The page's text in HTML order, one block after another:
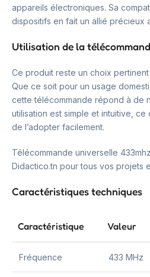
appareils électroniques. Sa
dispositifs en fait un allié précieux
Utilisation de la
Ce produit reste un choix
Que ce soit pour un usage
cette télécommande répond à de
utilisation est simple et intuitive,
de l’adopter facilement.
Télécommande universelle
Didactico.tn pour tous vos projets
Caractéristiques techniques
Caractéristique Valeur
Fréquence 433 MHz